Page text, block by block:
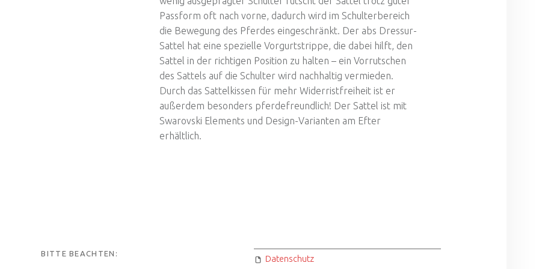
Passform oft nach vorne, dadurch wird im Schulterbereich
die Bewegung des Pferdes eingeschränkt. Der abs Dressur-
Sattel hat eine spezielle Vorgurtstrippe, die dabei hilft, den
Sattel in der richtigen Position zu halten – ein Vorrutschen
des Sattels auf die Schulter wird nachhaltig vermieden.
Durch das Sattelkissen für mehr Widerristfreiheit ist er
außerdem besonders pferdefreundlich! Der Sattel ist mit
Swarovski Elements und Design-Varianten am Efter
erhältlich.
BITTE BEACHTEN:
Datenschutz